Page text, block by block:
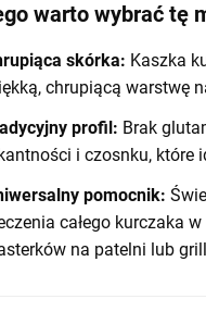
warto wybrać tę
skórka: Kaszka
chrupiącą warstwę
profil: Brak
i czosnku, które
pomocnik:
całego kurczaka
na patelni lub